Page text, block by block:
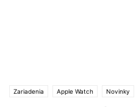
Zariadenia Apple Watch Novinky